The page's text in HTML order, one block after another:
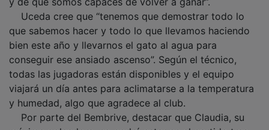
Uceda cree que “tenemos que demostrar todo lo
que sabemos hacer y todo lo que llevamos haciendo
bien este año y llevarnos el gato al agua para
conseguir ese ansiado ascenso”. Según el técnico,
todas las jugadoras están disponibles y el equipo
viajará un día antes para aclimatarse a la temperatura
y humedad, algo que agradece al club.
Por parte del Bembrive, destacar que Claudia, su
máxima goleadora, no podrá estar en el partido tras